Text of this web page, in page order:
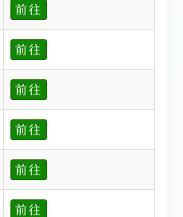
前往
前往
前往
前往
前往
前往